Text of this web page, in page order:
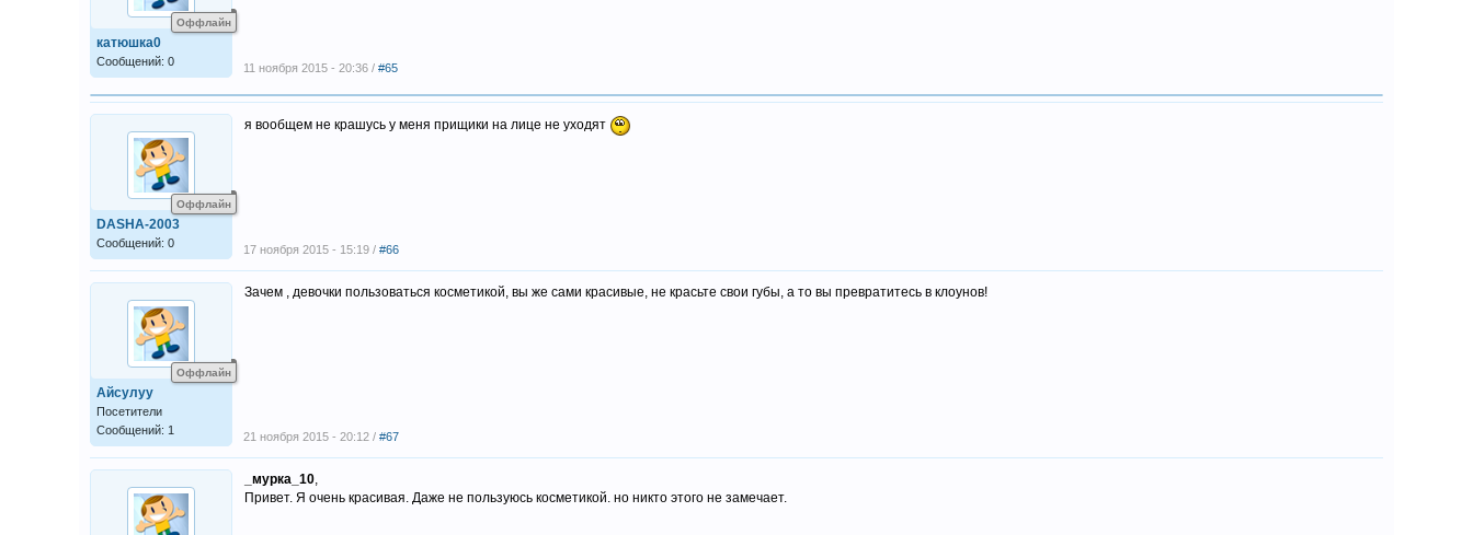
Оффлайн
катюшка0
Сообщений: 0 11 ноября 2015 - 20:36 / #65
Оффлайн
DASHA-2003
Сообщений: 0
я вообщем не крашусь у меня прищики на лице не уходят
17 ноября 2015 - 15:19 / #66
Оффлайн
Айсулуу
Посетители
Сообщений: 1
Зачем , девочки пользоваться косметикой, вы же сами красивые, не красьте свои губы, а то вы превратитесь в клоунов!
21 ноября 2015 - 20:12 / #67
_мурка_10,
Привет. Я очень красивая. Даже не пользуюсь косметикой. но никто этого не замечает.